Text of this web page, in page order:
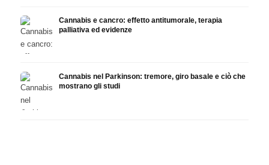
Cannabis e cancro: effetto antitumorale, terapia
palliativa ed evidenze
Cannabis nel Parkinson: tremore, giro basale e ciò che
mostrano gli studi